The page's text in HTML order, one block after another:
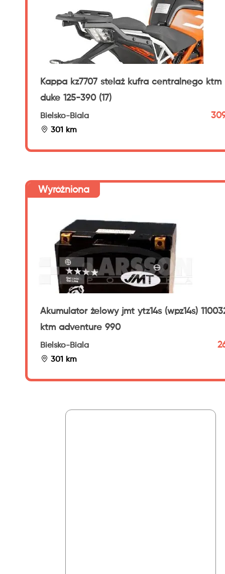
Kappa kz7707 stelaż kufra centralnego ktm
duke 125-390 (17)
Bielsko-Biala
301 km
Wyróżniona
Akumulator żelowy jmt ytz14s (wpz14s)
ktm adventure 990
Bielsko-Biala
301 km